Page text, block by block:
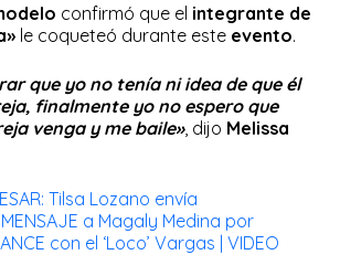
confirmó que el integrante de
le coqueteó durante este evento.
que yo no tenía ni idea de que él
finalmente yo no espero que
venga y me baile», dijo Melissa
Tilsa Lozano envía
MENSAJE a Magaly Medina por
con el ‘Loco’ Vargas | VIDEO